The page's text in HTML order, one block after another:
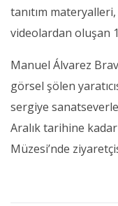
tanıtım
videolardan oluşan
Manuel Álvarez
görsel şölen
sergiye
Aralık tarihine
Müzesi’nde